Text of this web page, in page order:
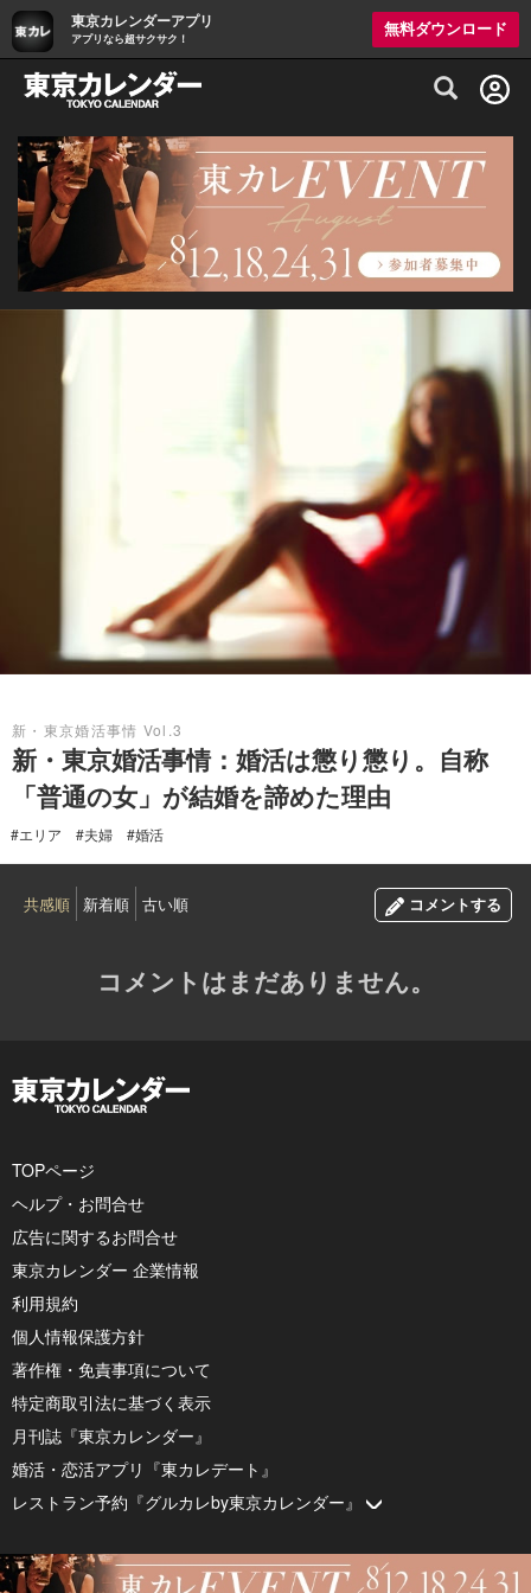
東京カレンダーアプリ
アプリなら超サクサク！
無料ダウンロード
グルメ情報・プレミアムレストラン予約
新・東京婚活事情 Vol.3
新・東京婚活事情：婚活は懲り懲り。自称
「普通の女」が結婚を諦めた理由
#エリア #夫婦 #婚活
共感順 新着順 古い順 コメントする
コメントはまだありません。
TOPページ
ヘルプ・お問合せ
広告に関するお問合せ
東京カレンダー 企業情報
利用規約
個人情報保護方針
著作権・免責事項について
特定商取引法に基づく表示
月刊誌『東京カレンダー』
婚活・恋活アプリ『東カレデート』
レストラン予約『グルカレby東京カレンダー』